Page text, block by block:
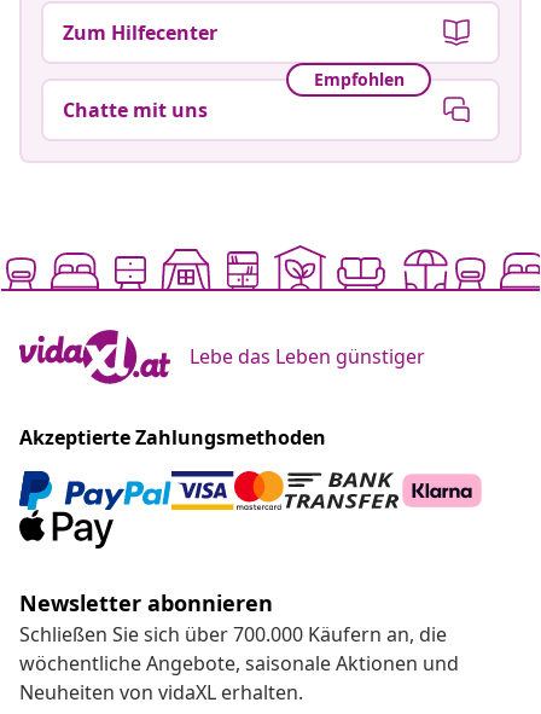
Zum Hilfecenter
Empfohlen
Chatte mit uns
Lebe das Leben günstiger
Akzeptierte Zahlungsmethoden
Newsletter abonnieren
Schließen Sie sich über 700.000 Käufern an, die
wöchentliche Angebote, saisonale Aktionen und
Neuheiten von vidaXL erhalten.